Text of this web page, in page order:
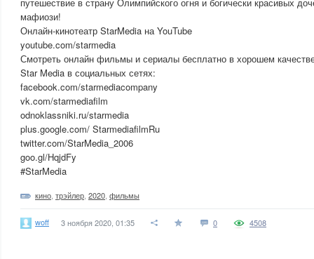
мафиози!
Онлайн-кинотеатр StarMedia на YouTube
youtube.com/starmedia
Смотреть онлайн фильмы и сериалы бесплатно в хорошем
Star Media в социальных сетях:
facebook.com/starmediacompany
vk.com/starmediafilm
odnoklassniki.ru/starmedia
plus.google.com/ StarmediafilmRu
twitter.com/StarMedia_2006
goo.gl/HqjdFy
#StarMedia
кино трэйлер 2020 фильмы
woff 3 ноября 2020, 01:35 0 4508